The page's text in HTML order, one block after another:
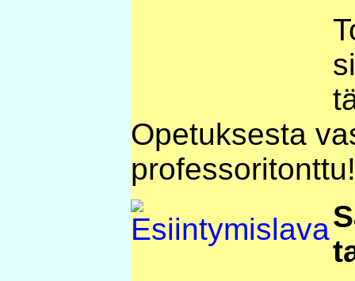
Opetuksesta
professoritonttu!